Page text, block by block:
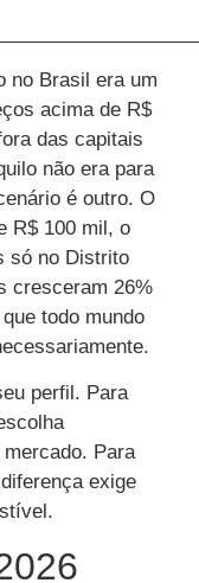
no Brasil era um
acima de R$
das capitais
não era para
é outro. O
R$ 100 mil, o
só no Distrito
cresceram 26%
todo mundo
perfil. Para
Para
exige